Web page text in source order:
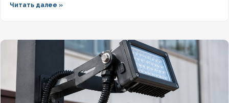
и правила монтажа для надёжной эксплуатации.
Читать далее »